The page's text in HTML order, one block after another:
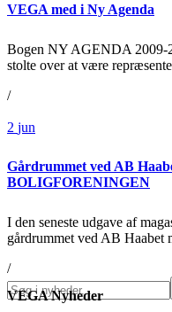
VEGA med i Ny Agenda
Bogen NY AGENDA 2009-
stolte over at være
/
2 jun
Gårdrummet ved AB
BOLIGFORENINGEN
I den seneste udgave af
gårdrummet ved AB Haabet
/
Søg
VEGA Nyheder